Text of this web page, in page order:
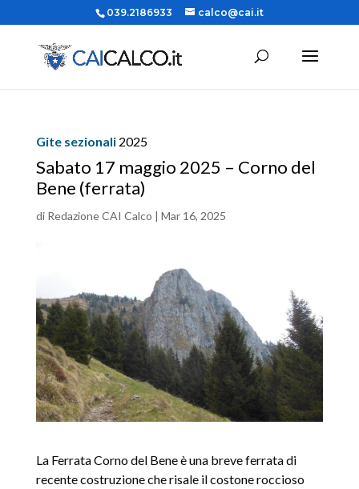
039.2186933 calco@cai.it
Gite sezionali2025
Sabato 17 maggio 2025 – Corno del
Bene (ferrata)
di Redazione CAI Calco | Mar 16, 2025
La Ferrata Corno del Bene è una breve ferrata di
recente costruzione che risale il costone roccioso